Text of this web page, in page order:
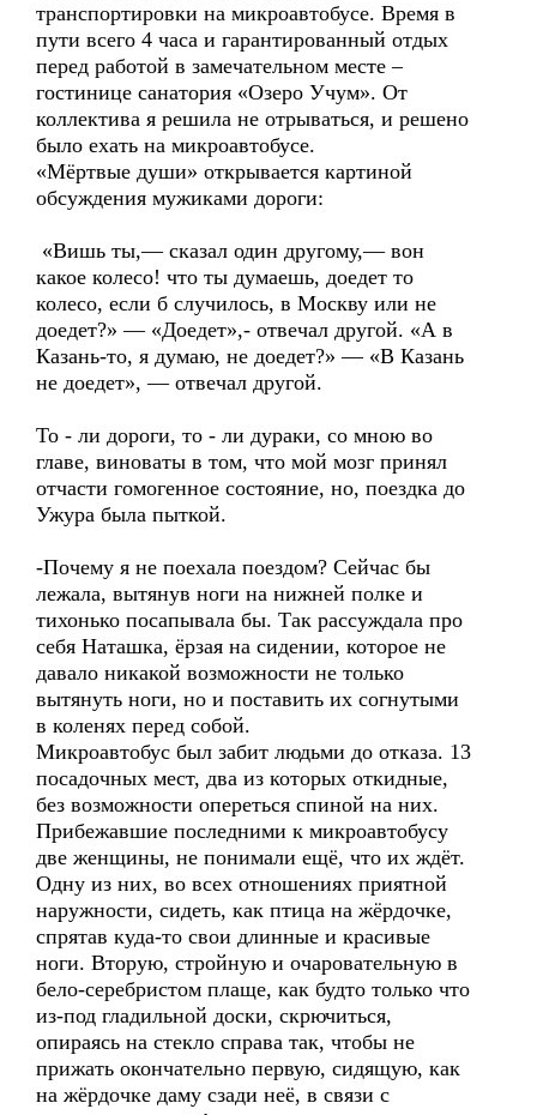
транспортировки на микроавтобусе. Время в
пути всего 4 часа и гарантированный отдых
перед работой в замечательном месте –
гостинице санатория «Озеро Учум». От
коллектива я решила не отрываться, и решено
было ехать на микроавтобусе.
«Мёртвые души» открывается картиной
обсуждения мужиками дороги:
«Вишь ты,— сказал один другому,— вон
какое колесо! что ты думаешь, доедет то
колесо, если б случилось, в Москву или не
доедет?» — «Доедет»,- отвечал другой. «А в
Казань-то, я думаю, не доедет?» — «В Казань
не доедет», — отвечал другой.
То - ли дороги, то - ли дураки, со мною во
главе, виноваты в том, что мой мозг принял
отчасти гомогенное состояние, но, поездка до
Ужура была пыткой.
-Почему я не поехала поездом? Сейчас бы
лежала, вытянув ноги на нижней полке и
тихонько посапывала бы. Так рассуждала про
себя Наташка, ёрзая на сидении, которое не
давало никакой возможности не только
вытянуть ноги, но и поставить их согнутыми
в коленях перед собой.
Микроавтобус был забит людьми до отказа. 13
посадочных мест, два из которых откидные,
без возможности опереться спиной на них.
Прибежавшие последними к микроавтобусу
две женщины, не понимали ещё, что их ждёт.
Одну из них, во всех отношениях приятной
наружности, сидеть, как птица на жёрдочке,
спрятав куда-то свои длинные и красивые
ноги. Вторую, стройную и очаровательную в
бело-серебристом плаще, как будто только что
из-под гладильной доски, скрючиться,
опираясь на стекло справа так, чтобы не
прижать окончательно первую, сидящую, как
на жёрдочке даму сзади неё, в связи с